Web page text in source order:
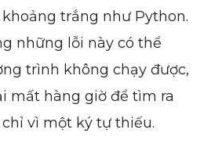
trắng như Python.
những lỗi này có thể
trình không chạy được,
mất hàng giờ để tìm ra
vì một ký tự thiếu.